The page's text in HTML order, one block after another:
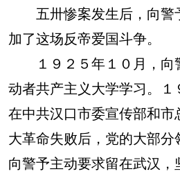
五卅惨案发生后，向警
加了这场反帝爱国斗争。
１９２５年１０月，向
动者共产主义大学学习。１
在中共汉口市委宣传部和市
大革命失败后，党的大部分
向警予主动要求留在武汉